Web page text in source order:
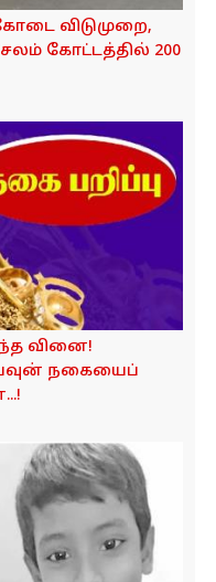
விடுமுறை,
கோட்டத்தில் 200
வினை!
பவுன் நகையைப்